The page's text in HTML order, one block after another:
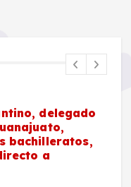
delegado
bachilleratos,
a